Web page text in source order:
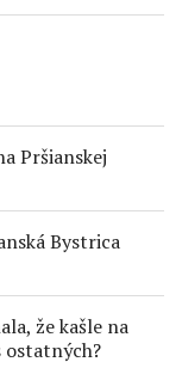
Pršianskej
Bystrica
že kašle na
ostatných?